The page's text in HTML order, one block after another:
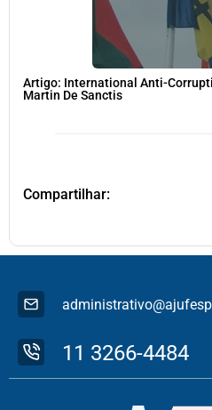
Artigo: International Anti-
Martin De Sanctis
Compartilhar:
11 3266-4484